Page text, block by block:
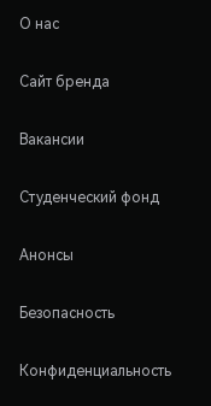
О нас
Сайт бренда
Вакансии
Студенческий фонд
Анонсы
Безопасность
Конфиденциальность